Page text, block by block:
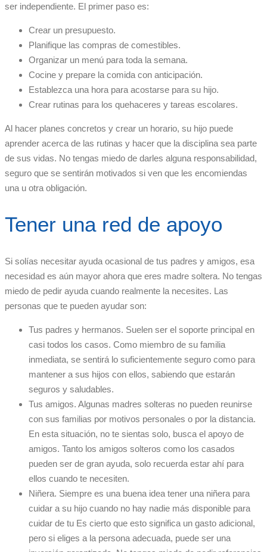
ser independiente. El primer paso es:
Crear un presupuesto.
Planifique las compras de comestibles.
Organizar un menú para toda la semana.
Cocine y prepare la comida con anticipación.
Establezca una hora para acostarse para su hijo.
Crear rutinas para los quehaceres y tareas escolares.
Al hacer planes concretos y crear un horario, su hijo puede
aprender acerca de las rutinas y hacer que la disciplina sea parte
de sus vidas. No tengas miedo de darles alguna responsabilidad,
seguro que se sentirán motivados si ven que les encomiendas
una u otra obligación.
Tener una red de apoyo
Si solías necesitar ayuda ocasional de tus padres y amigos, esa
necesidad es aún mayor ahora que eres madre soltera. No tengas
miedo de pedir ayuda cuando realmente la necesites. Las
personas que te pueden ayudar son:
Tus padres y hermanos. Suelen ser el soporte principal en
casi todos los casos. Como miembro de su familia
inmediata, se sentirá lo suficientemente seguro como para
mantener a sus hijos con ellos, sabiendo que estarán
seguros y saludables.
Tus amigos. Algunas madres solteras no pueden reunirse
con sus familias por motivos personales o por la distancia.
En esta situación, no te sientas solo, busca el apoyo de
amigos. Tanto los amigos solteros como los casados ​​
pueden ser de gran ayuda, solo recuerda estar ahí para
ellos cuando te necesiten.
Niñera. Siempre es una buena idea tener una niñera para
cuidar a su hijo cuando no hay nadie más disponible para
cuidar de tu Es cierto que esto significa un gasto adicional,
pero si eliges a la persona adecuada, puede ser una